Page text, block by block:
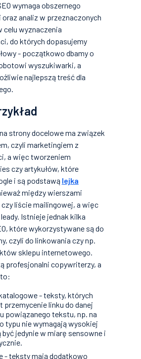
wymaga obszernego
analiz w przeznaczonych
celu wyznaczenia
do których dopasujemy
- początkowo dbamy o
wyszukiwarki, a
najlepszą treść dla
strony docelowe ma związek
czyli marketingiem z
a więc tworzeniem
czy artykułów, które
i są podstawą lejka
między wierszami
liście mailingowej, a więc
Istnieje jednak kilka
które wykorzystywane są do
czyli do linkowania czy np.
sklepu internetowego.
profesjonalni copywriterzy, a
- teksty, których
przemycenie linku do danej
powiązanego tekstu, np. na
typu nie wymagają wysokiej
jedynie w miarę sensowne i
- teksty mają dodatkowo